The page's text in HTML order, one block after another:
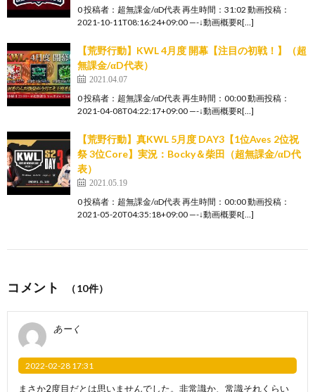
0 投稿者：超無課金/αD代表 再生時間：31:02 動画投稿：
2021-10-11T08:16:24+09:00 —-↓動画概要R[…]
【荒野行動】KWL 4月度 開幕【注目の初戦！】（超
無課金/αD代表）
2021.04.07
0 投稿者：超無課金/αD代表 再生時間：00:00 動画投稿：
2021-04-08T04:22:17+09:00 —-↓動画概要R[…]
【荒野行動】真KWL 5月度 DAY3【1位Aves 2位祝
祭 3位Core】実況：Bocky＆柴田（超無課金/αD代
表）
2021.05.19
0 投稿者：超無課金/αD代表 再生時間：00:00 動画投稿：
2021-05-20T04:35:18+09:00 —-↓動画概要R[…]
コメント （10件）
あーく
2022-02-28 17:31
まさか2度目だとは思いませんでした。非常識か、常識それくらい